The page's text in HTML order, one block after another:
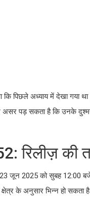
पिछले अध्याय में देखा गया
असर पड़ सकता है कि उनके
रिलीज़ की
जून 2025 को सुबह 12:00
के अनुसार भिन्न हो सकता